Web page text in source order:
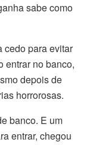
sabe como
cedo para evitar
entrar no banco,
depois de
horrorosas.
banco. E um
entrar, chegou